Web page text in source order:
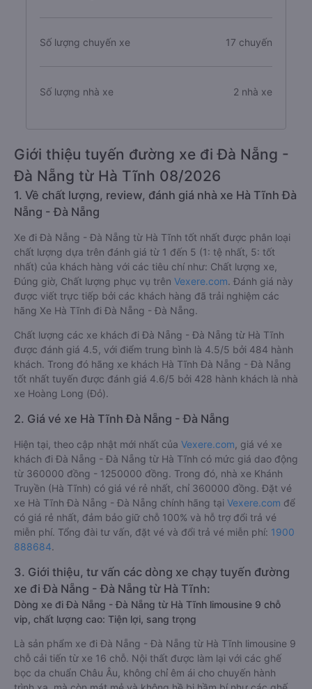
Số lượng chuyến xe 17 chuyến
Số lượng nhà xe 2 nhà xe
Giới thiệu tuyến đường xe đi Đà Nẵng -
Đà Nẵng từ Hà Tĩnh 08/2026
1. Về chất lượng, review, đánh giá nhà xe Hà Tĩnh Đà
Nẵng - Đà Nẵng
Xe đi Đà Nẵng - Đà Nẵng từ Hà Tĩnh tốt nhất được phân loại
chất lượng dựa trên đánh giá từ 1 đến 5 (1: tệ nhất, 5: tốt
nhất) của khách hàng với các tiêu chí như: Chất lượng xe,
Đúng giờ, Chất lượng phục vụ trên Vexere.com. Đánh giá này
được viết trực tiếp bởi các khách hàng đã trải nghiệm các
hãng Xe Hà Tĩnh đi Đà Nẵng - Đà Nẵng.
Chất lượng các xe khách đi Đà Nẵng - Đà Nẵng từ Hà Tĩnh
được đánh giá 4.5, với điểm trung bình là 4.5/5 bởi 484 hành
khách. Trong đó hãng xe khách Hà Tĩnh Đà Nẵng - Đà Nẵng
tốt nhất tuyến được đánh giá 4.6/5 bởi 428 hành khách là nhà
xe Hoàng Long (Đỏ).
2. Giá vé xe Hà Tĩnh Đà Nẵng - Đà Nẵng
Hiện tại, theo cập nhật mới nhất của Vexere.com , giá vé xe
khách đi Đà Nẵng - Đà Nẵng từ Hà Tĩnh có mức giá dao động
từ 360000 đồng - 1250000 đồng. Trong đó, nhà xe Khánh
Truyền (Hà Tĩnh) có giá vé rẻ nhất, chỉ 360000 đồng. Đặt vé
xe Hà Tĩnh Đà Nẵng - Đà Nẵng chính hãng tại Vexere.com để
có giá rẻ nhất, đảm bảo giữ chỗ 100% và hỗ trợ đổi trả vé
miễn phí. Tổng đài tư vấn, đặt vé và đổi trả vé miễn phí: 1900
888684.
3. Giới thiệu, tư vấn các dòng xe chạy tuyến đường
xe đi Đà Nẵng - Đà Nẵng từ Hà Tĩnh:
Dòng xe đi Đà Nẵng - Đà Nẵng từ Hà Tĩnh limousine 9 chỗ
vip, chất lượng cao: Tiện lợi, sang trọng
Là sản phẩm xe đi Đà Nẵng - Đà Nẵng từ Hà Tĩnh limousine 9
chỗ cải tiến từ xe 16 chỗ. Nội thất được làm lại với các ghế
bọc da chuẩn Châu Âu, không chỉ êm ái cho chuyến hành